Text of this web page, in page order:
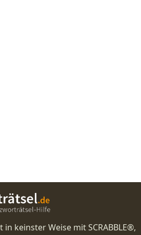
keinster Weise mit SCRABBLE®,